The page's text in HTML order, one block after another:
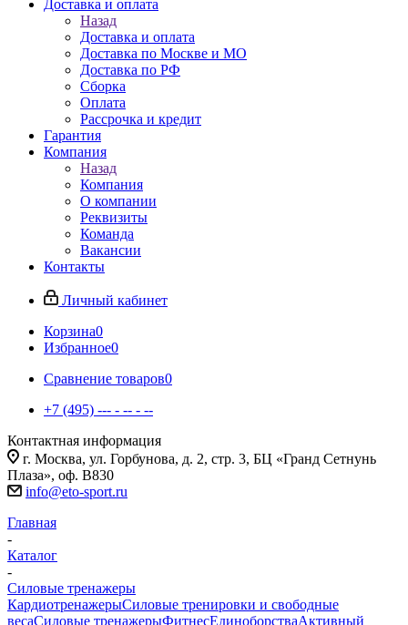
Доставка и оплата
Назад
Доставка и оплата
Доставка по Москве и МО
Доставка по РФ
Сборка
Оплата
Рассрочка и кредит
Гарантия
Компания
Назад
Компания
О компании
Реквизиты
Команда
Вакансии
Контакты
Личный кабинет
Корзина0
Избранное0
Сравнение товаров0
+7 (495) --- - -- - --
Контактная информация
г. Москва, ул. Горбунова, д. 2, стр. 3, БЦ «Гранд Сетнунь
Плаза», оф. В830
info@eto-sport.ru
Главная
-
Каталог
-
Силовые тренажеры
КардиотренажерыСиловые тренировки и свободные
весаСиловые тренажерыФитнесЕдиноборстваАктивный